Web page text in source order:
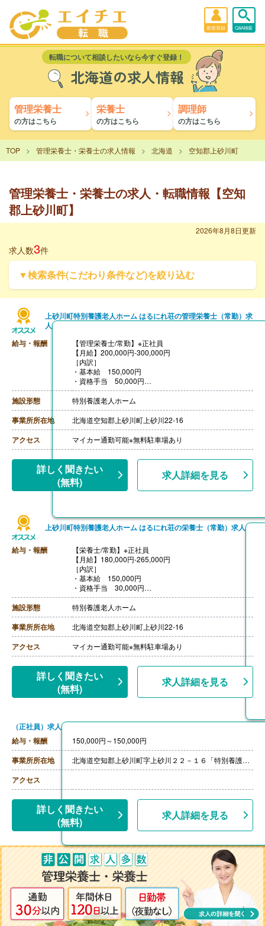
新規登録 Q&A検索
転職について相談したいなら今すぐ登録！
北海道の求人情報
管理栄養士
の方はこちら
栄養士
の方はこちら
調理師
の方はこちら
TOP 管理栄養士・栄養士の求人情報 北海道 空知郡上砂川町
管理栄養士・栄養士の求人・転職情報【空知
郡上砂川町】
2026年8月8日更新
求人数3件
▼検索条件(こだわり条件など)を絞り込む
上砂川町特別養護老人ホーム はるにれ荘の管理栄養士（常勤）求
人
給与・報酬
【管理栄養士/常勤】※正社員
【月給】200,000円-300,000円
［内訳］
・基本給 150,000円
・資格手当 50,000円
・職務手当 0円-40,000円
・職能手当 0円-60,000円
※職務手当,職能手当は当社査定表による
【賞与】年2回（計2.00ヶ月分）※前年度実績
【通勤手当】あり（上限31,600円/月）
【昇給】なし
【退職金】あり※勤続5年以上
施設形態 特別養護老人ホーム
事業所所在地 北海道空知郡上砂川町上砂川22-16
アクセス マイカー通勤可能※無料駐車場あり
詳しく聞きたい
(無料)
求人詳細を見る
上砂川町特別養護老人ホーム はるにれ荘の栄養士（常勤）求人
給与・報酬
【栄養士/常勤】※正社員
【月給】180,000円-265,000円
［内訳］
・基本給 150,000円
・資格手当 30,000円
・職務手当 0円-40,000円
・職能手当 0円-45,000円
※職務手当,職能手当は当社査定表による
【賞与】年2回（計2.00ヶ月分）※前年度実績
【通勤手当】あり（上限31,600円/月）
【昇給】なし
【退職金】あり※勤続5年以上
施設形態 特別養護老人ホーム
事業所所在地 北海道空知郡上砂川町上砂川22-16
アクセス マイカー通勤可能※無料駐車場あり
詳しく聞きたい
(無料)
求人詳細を見る
（正社員）求人
給与・報酬
150,000円～150,000円
事業所所在地 北海道空知郡上砂川町字上砂川２２－１６「特別養護老人ホーム はるにれ荘」
アクセス
詳しく聞きたい
(無料)
求人詳細を見る